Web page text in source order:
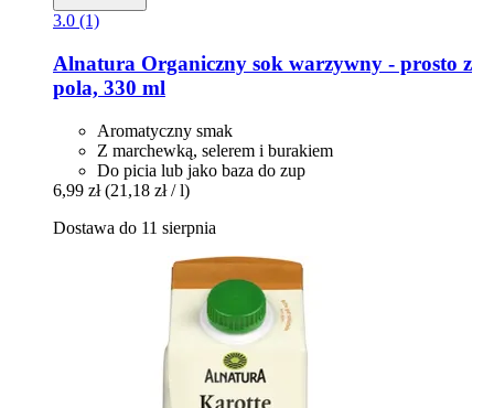
3.0 (1)
Alnatura Organiczny sok warzywny -​ prosto z
pola, 330 ml
Aromatyczny smak
Z marchewką, selerem i burakiem
Do picia lub jako baza do zup
6,99 zł (21,18 zł / l)
Dostawa do 11 sierpnia